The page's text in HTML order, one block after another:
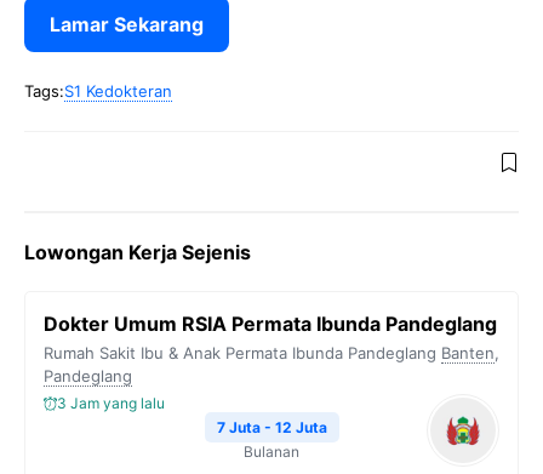
Lamar Sekarang
Tags:S1 Kedokteran
Lowongan Kerja Sejenis
Dokter Umum RSIA Permata Ibunda Pandeglang
Rumah Sakit Ibu & Anak Permata Ibunda Pandeglang Banten,
Pandeglang
3 Jam yang lalu
7 Juta - 12 Juta
Bulanan